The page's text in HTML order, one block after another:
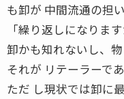
も卸が 中間流通の担
「繰り返しになりま
卸かも知れないし、
それが リテーラーで
ただ し現状では卸に